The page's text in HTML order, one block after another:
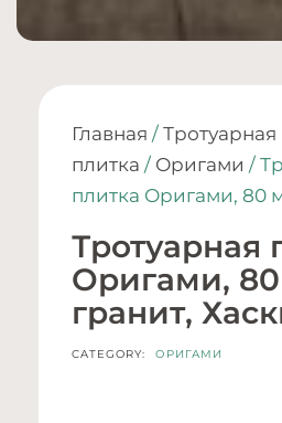
Главная / Тротуарная
плитка / Оригами /
плитка Оригами, 80
Тротуарная
Оригами,
гранит,
CATEGORY: ОРИГАМИ